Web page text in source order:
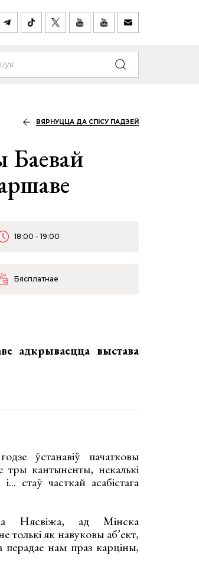
ВЯРНУЦЦА ДА СПІСУ ПАДЗЕЙ
Баевай
18:00 - 19:00
Бясплатнае
адкрываецца выстава
ўстанавіў пачатковы
кантыненты, некалькі
стаў часткай асабістага
Нясвіжа, ад Мінска
як навуковы аб’ект,
перадае нам праз карціны,